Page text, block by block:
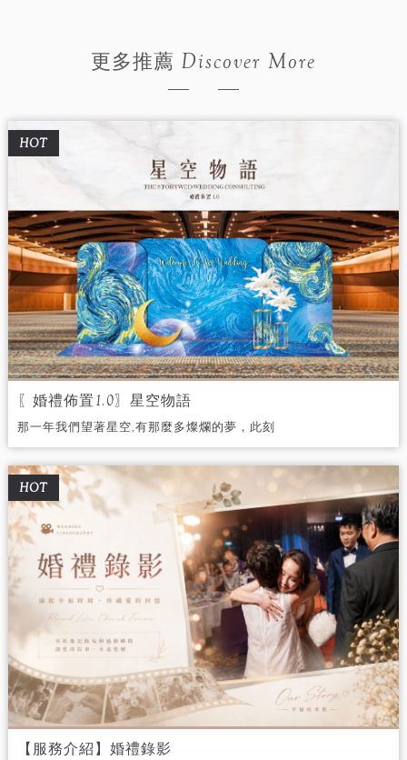
更多推薦 Discover More
HOT
〖婚禮佈置1.0〗星空物語
那一年我們望著星空,有那麼多燦爛的夢，此刻
的我擁有你,就像擁有整片宇宙。
HOT
【服務介紹】婚禮錄影